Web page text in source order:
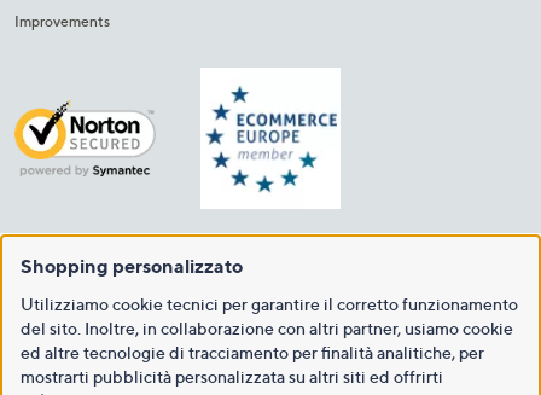
Improvements
Shopping personalizzato
Utilizziamo cookie tecnici per garantire il corretto funzionamento
del sito. Inoltre, in collaborazione con altri partner, usiamo cookie
ed altre tecnologie di tracciamento per finalità analitiche, per
mostrarti pubblicità personalizzata su altri siti ed offrirti